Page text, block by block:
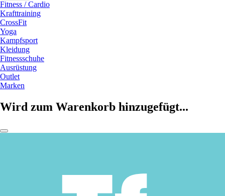
Fitness / Cardio
Krafttraining
CrossFit
Yoga
Kampfsport
Kleidung
Fitnessschuhe
Ausrüstung
Outlet
Marken
Wird zum Warenkorb hinzugefügt...